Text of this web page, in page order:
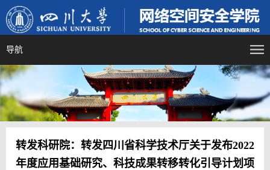
导航
转发科研院：转发四川省科学技术厅关于发布2022
年度应用基础研究、科技成果转移转化引导计划项